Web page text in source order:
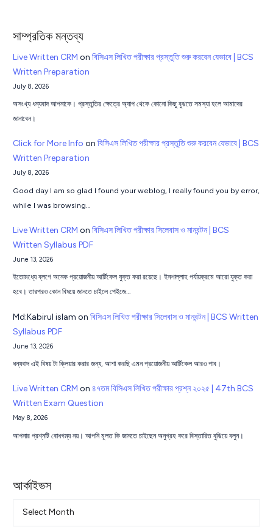
সাম্প্রতিক মন্তব্য
Live Written CRM onবিসিএস লিখিত পরীক্ষার প্রস্তুতি শুরু করবেন যেভাবে | BCS
Written Preparation
July 8, 2026
অসংখ্য ধন্যবাদ আপনাকে। প্রস্তুতির ক্ষেত্রে অ্যাপ থেকে কোনো কিছু বুঝতে সমস্যা হলে আমাদের
জানাবেন।
Click for More Info onবিসিএস লিখিত পরীক্ষার প্রস্তুতি শুরু করবেন যেভাবে | BCS
Written Preparation
July 8, 2026
Good day I am so glad I found your weblog, I really found you by error,
while I was browsing…
Live Written CRM onবিসিএস লিখিত পরীক্ষার সিলেবাস ও মানবন্টন | BCS
Written Syllabus PDF
June 13, 2026
ইতোমধ্যে ব্লগে অনেক প্রয়োজনীয় আর্টিকেল যুক্ত করা রয়েছে। ইনশাল্লাহ পর্যায়ক্রমে আরো যুক্ত করা
হবে। তারপরও কোন বিষয়ে জানতে চাইলে পেইজে…
Md:Kabirul islam onবিসিএস লিখিত পরীক্ষার সিলেবাস ও মানবন্টন | BCS Written
Syllabus PDF
June 13, 2026
ধন্যবাদ এই বিষয় টা ক্লিয়ার করার জন্য, আশা করছি এমন প্রয়োজনীয় আর্টিকেল আরও পাব।
Live Written CRM on৪৭তম বিসিএস লিখিত পরীক্ষার প্রশ্ন ২০২৫ | 47th BCS
Written Exam Question
May 8, 2026
আপনার প্রশ্নটি বোধগম্য নয়। আপনি মূলত কি জানতে চাইছেন অনুগ্রহ করে বিস্তারিত বুঝিয়ে বলুন।
আর্কাইভস